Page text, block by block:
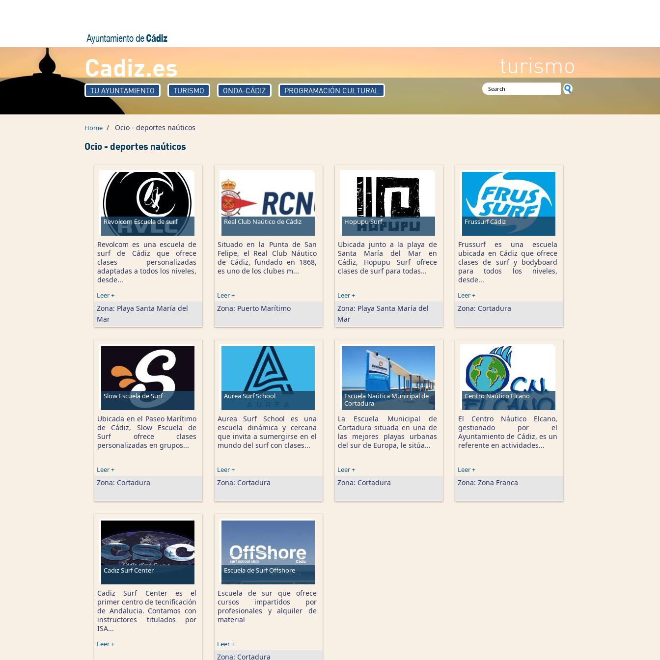
Cadiz.es turismo
TU AYUNTAMIENTO TURISMO ONDA-CÁDIZ PROGRAMACIÓN CULTURAL Search form
Home / Ocio - deportes naúticos
Ocio - deportes naúticos
Revolcom Escuela de surf
Revolcom es una escuela de
surf de Cádiz que ofrece
clases personalizadas
adaptadas a todos los niveles,
desde...
Leer +
Zona: Playa Santa María del
Mar
Real Club Naútico de Cádiz
Situado en la Punta de San
Felipe, el Real Club Náutico
de Cádiz, fundado en 1868,
es uno de los clubes m...
Leer +
Zona: Puerto Marítimo
Hopupu Surf
Ubicada junto a la playa de
Santa María del Mar en
Cádiz, Hopupu Surf ofrece
clases de surf para todas...
Leer +
Zona: Playa Santa María del
Mar
Frussurf Cádiz
Frussurf es una escuela
ubicada en Cádiz que ofrece
clases de surf y bodyboard
para todos los niveles,
desde...
Leer +
Zona: Cortadura
Slow Escuela de Surf
Ubicada en el Paseo Marítimo
de Cádiz, Slow Escuela de
Surf ofrece clases
personalizadas en grupos...
Leer +
Zona: Cortadura
Aurea Surf School
Aurea Surf School es una
escuela dinámica y cercana
que invita a sumergirse en el
mundo del surf con clases...
Leer +
Zona: Cortadura
Escuela Naútica Municipal de
Cortadura
La Escuela Municipal de
Cortadura situada en una de
las mejores playas urbanas
del sur de Europa, le sitúa...
Leer +
Zona: Cortadura
Centro Naútico Elcano
El Centro Náutico Elcano,
gestionado por el
Ayuntamiento de Cádiz, es un
referente en actividades...
Leer +
Zona: Zona Franca
Cadiz Surf Center
Cadiz Surf Center es el
primer centro de tecnificación
de Andalucia. Contamos con
instructores titulados por
ISA...
Leer +
Escuela de Surf Offshore
Escuela de sur que ofrece
cursos impartidos por
profesionales y alquiler de
material
Leer +
Zona: Cortadura